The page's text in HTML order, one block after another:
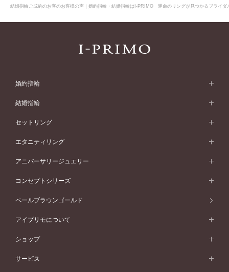
結婚指輪ご成約のお客のお客様の声｜婚約指輪・結婚指輪はI-PRIMO 運命のリングが見つかるブライ
婚約指輪
婚約指輪 (エンゲージリング)
婚約指輪一覧
ピンクゴールド
ペールブラウンゴールド
ウェーブライン
V字ライン
ワンサイドメレ
ダブルサイドメレ
シンプル
フェミニン
モード
50万円台～
40万円台～
30万円台～
婚約指輪 人気ランキング
婚約ネックレス
結婚指輪
結婚指輪 (マリッジリング)
結婚指輪一覧
ピンクゴールド
ペールブラウンゴールド
ウェーブライン
V字ライン
ワンメレ
セベラルメレ
シンプル
フェミニン
モード
50万円～
40万円～50万円
セットリング
セットリング
セットリング一覧
ピンクゴールド
ペールブラウンゴールド
エタニティリング
エタニティリング
エタニティリング一覧
ピンクゴールド
ペールブラウンゴールド
アニバーサリージュエリー
アニバーサリージュエリー
アニバーサリージュエリー一覧
ファッションリング
ブレスレット
コンセプトシリーズ
コンセプトシリーズ
オリジンビリーフ
エトワル
ペールブラウンゴールド
アイプリモについて
アイプリモについて
パーソナルハンド診断
ショップ
店舗一覧
サービス